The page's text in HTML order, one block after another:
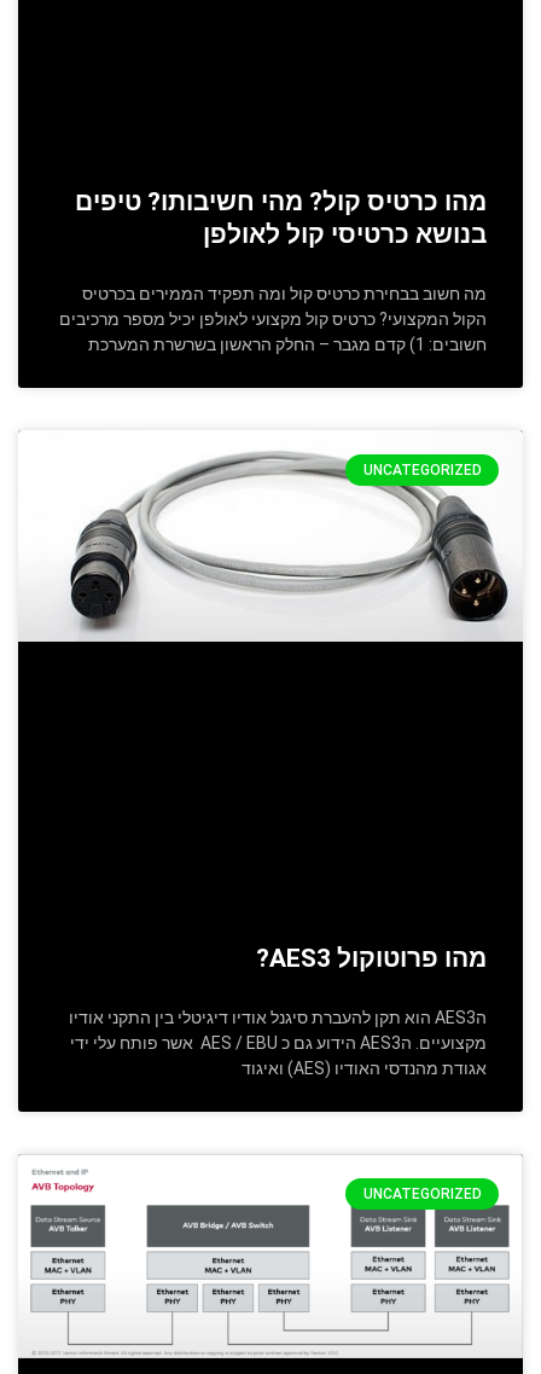
מהו כרטיס קול? מהי חשיבותו? טיפים
בנושא כרטיסי קול לאולפן
מה חשוב בבחירת כרטיס קול ומה תפקיד הממירים בכרטיס
הקול המקצועי? כרטיס קול מקצועי לאולפן יכיל מספר מרכיבים
חשובים: 1) קדם מגבר – החלק הראשון בשרשרת המערכת
UNCATEGORIZED
מהו פרוטוקול AES3?
הAES3 הוא תקן להעברת סיגנל אודיו דיגיטלי בין התקני אודיו
מקצועיים. הAES3 הידוע גם כ AES / EBU אשר פותח עלי ידי
אגודת מהנדסי האודיו (AES) ואיגוד
UNCATEGORIZED